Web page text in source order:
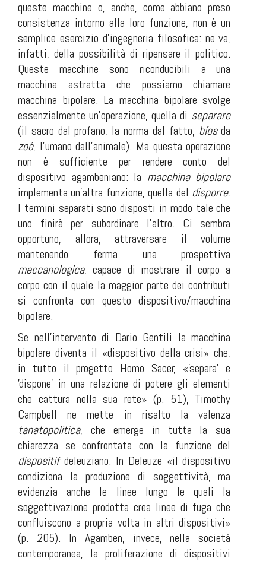
queste macchine o, anche, come abbiano preso
consistenza intorno alla loro funzione, non è un
semplice esercizio d’ingegneria filosofica: ne va,
infatti, della possibilità di ripensare il politico.
Queste macchine sono riconducibili a una
macchina astratta che possiamo chiamare
macchina bipolare. La macchina bipolare svolge
essenzialmente un’operazione, quella di separare
(il sacro dal profano, la norma dal fatto, bíosda
zoé, l’umano dall’animale). Ma questa operazione
non è sufficiente per rendere conto del
dispositivo agambeniano: la macchina bipolare
implementa un’altra funzione, quella del disporre.
I termini separati sono disposti in modo tale che
uno finirà per subordinare l’altro. Ci sembra
opportuno, allora, attraversare il volume
mantenendo ferma una prospettiva
meccanologica, capace di mostrare il corpo a
corpo con il quale la maggior parte dei contributi
si confronta con questo dispositivo/macchina
bipolare.
Se nell’intervento di Dario Gentili la macchina
bipolare diventa il «dispositivo della crisi» che,
in tutto il progetto Homo Sacer, «'separa' e
'dispone' in una relazione di potere gli elementi
che cattura nella sua rete» (p. 51), Timothy
Campbell ne mette in risalto la valenza
tanatopolitica, che emerge in tutta la sua
chiarezza se confrontata con la funzione del
dispositifdeleuziano. In Deleuze «il dispositivo
condiziona la produzione di soggettività, ma
evidenzia anche le linee lungo le quali la
soggettivazione prodotta crea linee di fuga che
confluiscono a propria volta in altri dispositivi»
(p. 205). In Agamben, invece, nella società
contemporanea, la proliferazione di dispositivi